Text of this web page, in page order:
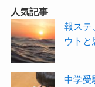
人気記事
報ステ
ウトと
中学受